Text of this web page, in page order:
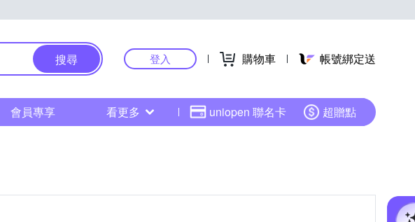
搜尋 登入 購物車 帳號綁定送
會員專享 看更多 uniopen 聯名卡 超贈點